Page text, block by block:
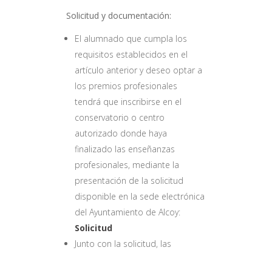
Solicitud y documentación:
El alumnado que cumpla los
requisitos establecidos en el
artículo anterior y deseo optar a
los premios profesionales
tendrá que inscribirse en el
conservatorio o centro
autorizado donde haya
finalizado las enseñanzas
profesionales, mediante la
presentación de la solicitud
disponible en la sede electrónica
del Ayuntamiento de Alcoy:
Solicitud
Junto con la solicitud, las